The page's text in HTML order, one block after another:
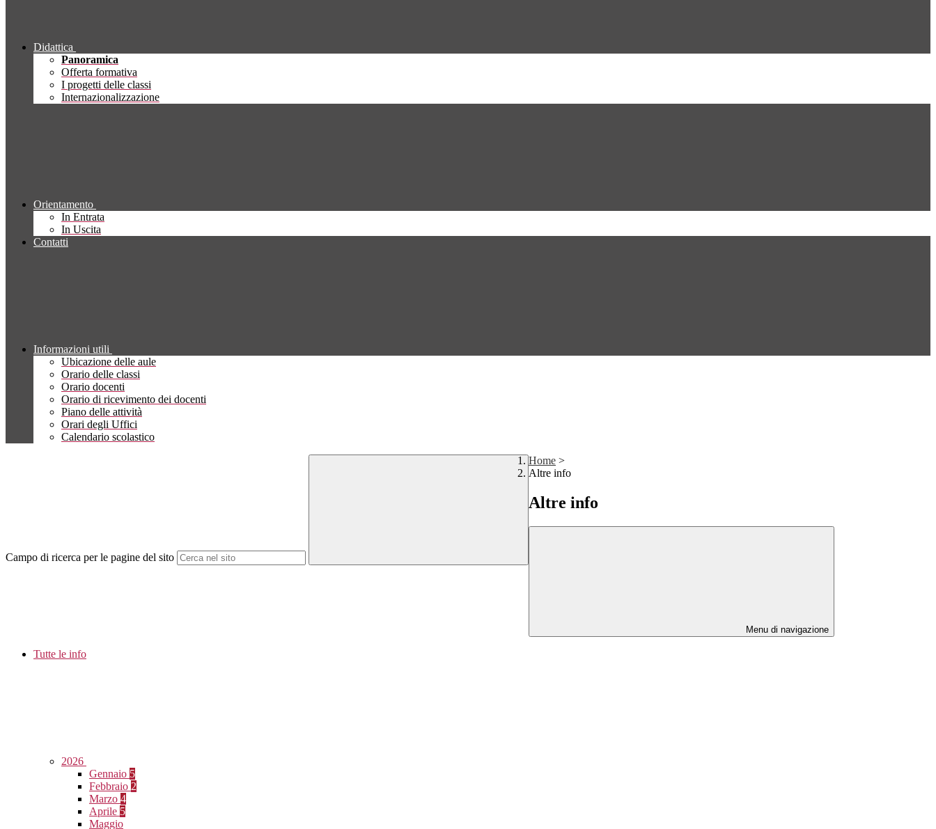
Didattica
Panoramica
Offerta formativa
I progetti delle classi
Internazionalizzazione
Orientamento
In Entrata
In Uscita
Contatti
Informazioni utili
Ubicazione delle aule
Orario delle classi
Orario docenti
Orario di ricevimento dei docenti
Piano delle attività
Orari degli Uffici
Calendario scolastico
Campo di ricerca per le pagine del sito
Home >
Altre info
Altre info
Menu di navigazione
Tutte le info
2026
Gennaio 5
Febbraio 2
Marzo 4
Aprile 5
Maggio